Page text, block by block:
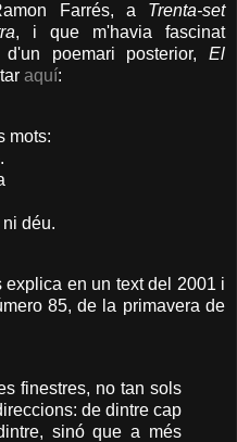
Farrés, a Trenta-set
, i que m'havia fascinat
poemari posterior, El
aquí:
mots:
déu.
en un text del 2001 i
85, de la primavera de
finestres, no tan sols
de dintre cap
sinó que a més